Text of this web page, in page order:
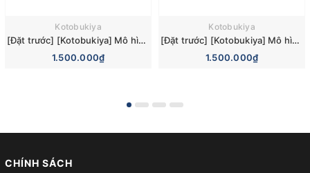
Kotobukiya
[Đặt trước] [Kotobukiya] Mô hình lắp ráp Megami Device Desire Maiden Raider Sugar Glaze Model Kit
1.500.000₫
Kotobukiya
[Đặt trước] [Kotobukiya] Mô hình lắp ráp Megami Device Yggdrasis Garm Ripper Avalanche Model Kit
1.500.000₫
CHÍNH SÁCH